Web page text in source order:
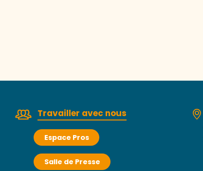
Travailler avec nous
Espace Pros
Salle de Presse